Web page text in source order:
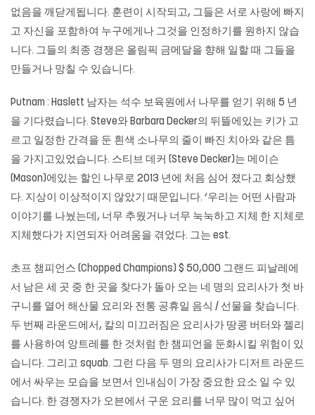
없음을 깨닫게됩니다. 훈련이 시작되고, 그들은 서로 사랑에 빠지
고 자신을 포함하여 누구에게나 그것을 인정하기를 원하지 않습
니다. 그들의 최종 경쟁은 올림픽 금메달을 향해 일할 때 그들을
만들거나 망칠 수 있습니다.
Putnam : Haslett 남자는 석수 보육원에서 나무를 얻기 위해 5 년
을 기다렸습니다. Steve와 Barbara Decker의 뒤뜰에있는 키가 고
르고 일정한 간격을 둔 흰색 소나무의 줄이 빠진 치아와 같은 틈
을 가지고있었습니다. 스티브 데커 (Steve Decker)는 메이슨
(Mason)에있는 할인 나무로 2013 년에 처음 심어 졌다고 회상했
다. 지상이 이상적이지 않았기 때문입니다. ‘우리는 어떤 사람과
이야기를 나눴는데, 너무 추웠거나 너무 눅눅하고 지체 한 지체로
지체했다가 지연되자 어려움을 겪었다. 그는 est.
초프 챔피언스 (Chopped Champions) $ 50,000 그랜드 피날레에
서 남은 세 곳 중 한 곳을 찾다가 돌아 오는 네 명의 요리사가 첫 바
구니를 열어 해산물 요리와 전통 공휴일 음식 / 선물을 찾습니다.
두 번째 라운드에서, 칼의 미끄러짐은 요리사가 땅콩 버터와 젤리
를 사용하여 앙트레를 한 것처럼 한 챔피언을 둔화시킬 위험이 있
습니다. 그리고 squab. 그런 다음 두 명의 요리사가 디저트 라운드
에서 싸우는 모습을 보면서 인내심이 가장 중요한 요소 일 수 있
습니다. 한 경쟁자가 오븐에서 구운 요리를 너무 많이 먹고 싶어